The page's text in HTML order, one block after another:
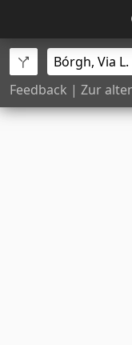
Feedback | Zur